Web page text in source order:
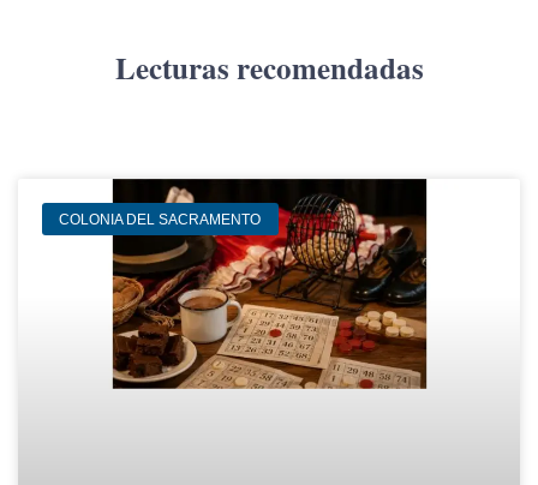
Lecturas recomendadas
COLONIA DEL SACRAMENTO